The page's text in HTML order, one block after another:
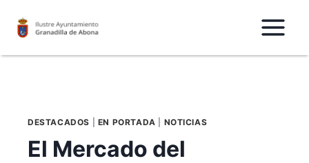
DESTACADOS EN PORTADA NOTICIAS
El Mercado del